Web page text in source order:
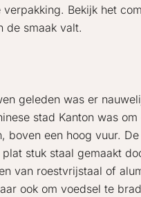
Bekijk het
de smaak valt.
geleden was er
stad Kanton was om
boven een hoog vuur.
stuk staal gemaakt
van roestvrijstaal of
ook om voedsel te